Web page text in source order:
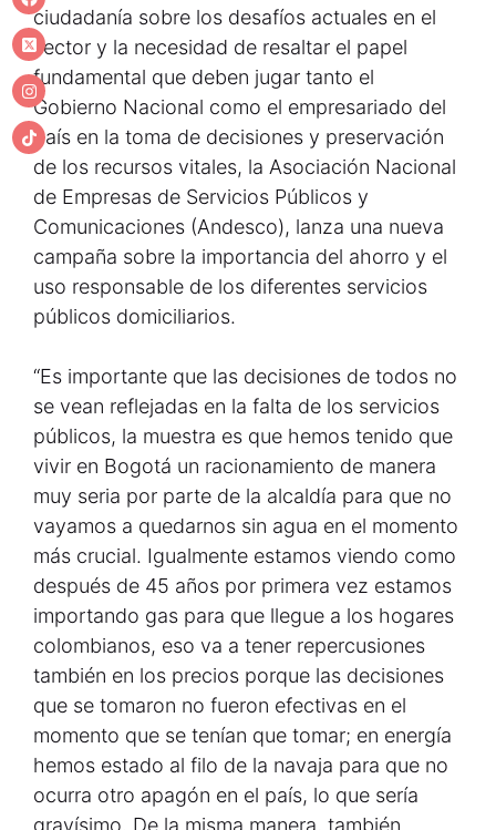
ciudadanía sobre los desafíos actuales en el
sector y la necesidad de resaltar el papel
fundamental que deben jugar tanto el
Gobierno Nacional como el empresariado del
país en la toma de decisiones y preservación
de los recursos vitales, la Asociación Nacional
de Empresas de Servicios Públicos y
Comunicaciones (Andesco), lanza una nueva
campaña sobre la importancia del ahorro y el
uso responsable de los diferentes servicios
públicos domiciliarios.
“Es importante que las decisiones de todos no
se vean reflejadas en la falta de los servicios
públicos, la muestra es que hemos tenido que
vivir en Bogotá un racionamiento de manera
muy seria por parte de la alcaldía para que no
vayamos a quedarnos sin agua en el momento
más crucial. Igualmente estamos viendo como
después de 45 años por primera vez estamos
importando gas para que llegue a los hogares
colombianos, eso va a tener repercusiones
también en los precios porque las decisiones
que se tomaron no fueron efectivas en el
momento que se tenían que tomar; en energía
hemos estado al filo de la navaja para que no
ocurra otro apagón en el país, lo que sería
gravísimo. De la misma manera, también